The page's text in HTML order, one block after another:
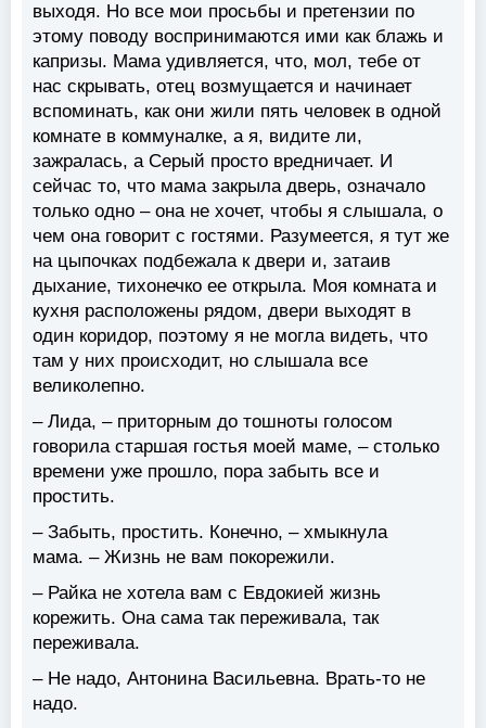
выходя. Но все мои просьбы и претензии по
этому поводу воспринимаются ими как блажь и
капризы. Мама удивляется, что, мол, тебе от
нас скрывать, отец возмущается и начинает
вспоминать, как они жили пять человек в одной
комнате в коммуналке, а я, видите ли,
зажралась, а Серый просто вредничает. И
сейчас то, что мама закрыла дверь, означало
только одно – она не хочет, чтобы я слышала, о
чем она говорит с гостями. Разумеется, я тут же
на цыпочках подбежала к двери и, затаив
дыхание, тихонечко ее открыла. Моя комната и
кухня расположены рядом, двери выходят в
один коридор, поэтому я не могла видеть, что
там у них происходит, но слышала все
великолепно.
– Лида, – приторным до тошноты голосом
говорила старшая гостья моей маме, – столько
времени уже прошло, пора забыть все и
простить.
– Забыть, простить. Конечно, – хмыкнула
мама. – Жизнь не вам покорежили.
– Райка не хотела вам с Евдокией жизнь
корежить. Она сама так переживала, так
переживала.
– Не надо, Антонина Васильевна. Врать-то не
надо.